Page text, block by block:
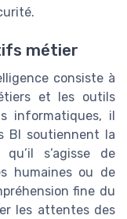
métier
consiste à
et les outils
informatiques, il
BI soutiennent la
s’agisse de
humaines ou de
fine du
les attentes des